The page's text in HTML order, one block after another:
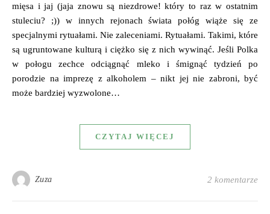
mięsa i jaj (jaja znowu są niezdrowe! który to raz w ostatnim
stuleciu? ;)) w innych rejonach świata połóg wiąże się ze
specjalnymi rytuałami. Nie zaleceniami. Rytuałami. Takimi, które
są ugruntowane kulturą i ciężko się z nich wywinąć. Jeśli Polka
w połogu zechce odciągnąć mleko i śmignąć tydzień po
porodzie na imprezę z alkoholem – nikt jej nie zabroni, być
może bardziej wyzwolone…
CZYTAJ WIĘCEJ
Zuza 2 komentarze